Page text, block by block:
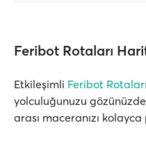
Feribot Rotaları
Etkileşimli Feribot
yolculuğunuzu
arası maceranızı